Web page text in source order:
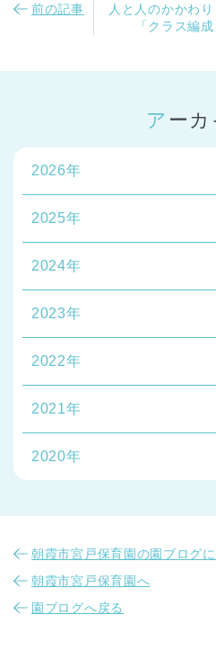
前の記事
人と人のかかわ
「クラス編
アー
2026年
2025年
2024年
2023年
2022年
2021年
2020年
朝霞市宮戸保育園の園ブログに
朝霞市宮戸保育園へ
園ブログへ戻る